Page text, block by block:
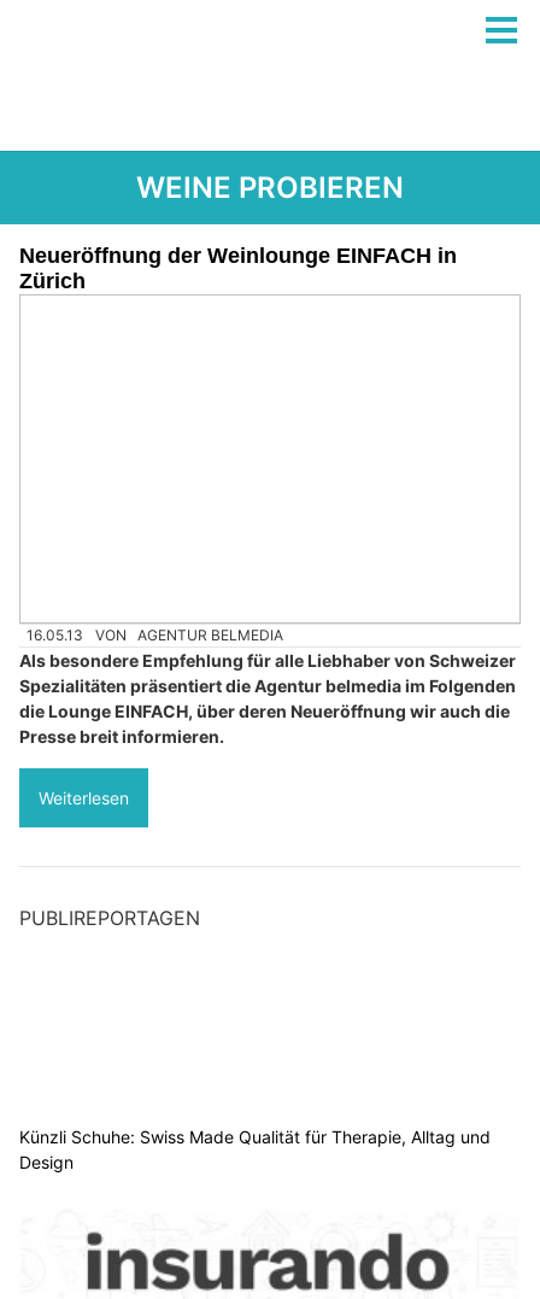
WEINE PROBIEREN
Neueröffnung der Weinlounge EINFACH in
Zürich
16.05.13 VON AGENTUR BELMEDIA
Als besondere Empfehlung für alle Liebhaber von Schweizer
Spezialitäten präsentiert die Agentur belmedia im Folgenden
die Lounge EINFACH, über deren Neueröffnung wir auch die
Presse breit informieren.
Weiterlesen
PUBLIREPORTAGEN
Künzli Schuhe: Swiss Made Qualität für Therapie, Alltag und
Design